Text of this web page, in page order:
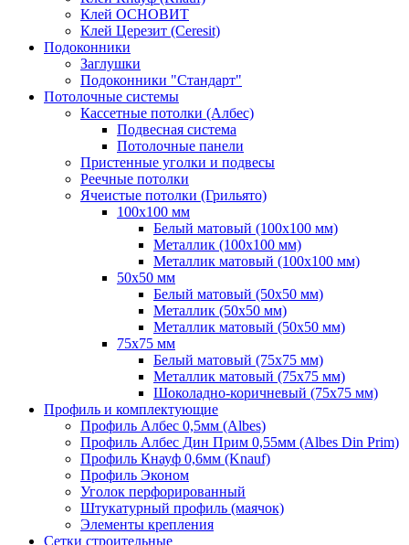
Клей ОСНОВИТ
Клей Церезит (Ceresit)
Подоконники
Заглушки
Подоконники "Стандарт"
Потолочные системы
Кассетные потолки (Албес)
Подвесная система
Потолочные панели
Пристенные уголки и подвесы
Реечные потолки
Ячеистые потолки (Грильято)
100х100 мм
Белый матовый (100х100 мм)
Металлик (100х100 мм)
Металлик матовый (100х100 мм)
50х50 мм
Белый матовый (50х50 мм)
Металлик (50х50 мм)
Металлик матовый (50х50 мм)
75х75 мм
Белый матовый (75х75 мм)
Металлик матовый (75х75 мм)
Шоколадно-коричневый (75х75 мм)
Профиль и комплектующие
Профиль Албес 0,5мм (Albes)
Профиль Албес Дин Прим 0,55мм (Albes Din Prim)
Профиль Кнауф 0,6мм (Knauf)
Профиль Эконом
Уголок перфорированный
Штукатурный профиль (маячок)
Элементы крепления
Сетки строительные